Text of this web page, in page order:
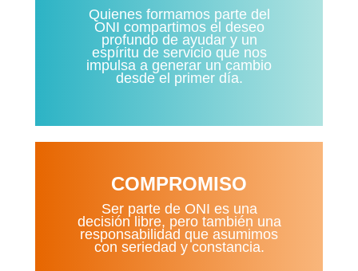
Quienes formamos parte del
ONI compartimos el deseo
profundo de ayudar y un
espíritu de servicio que nos
impulsa a generar un cambio
desde el primer día.
COMPROMISO
Ser parte de ONI es una
decisión libre, pero también una
responsabilidad que asumimos
con seriedad y constancia.